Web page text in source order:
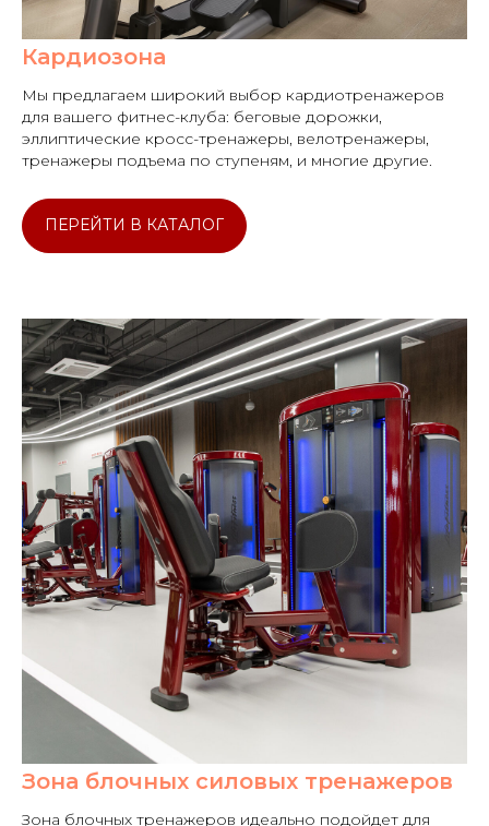
Кардиозона
Мы предлагаем широкий выбор кардиотренажеров
для вашего фитнес-клуба: беговые дорожки,
эллиптические кросс-тренажеры, велотренажеры,
тренажеры подъема по ступеням, и многие другие.
ПЕРЕЙТИ В КАТАЛОГ
Зона блочных силовых тренажеров
Зона блочных тренажеров идеально подойдет для